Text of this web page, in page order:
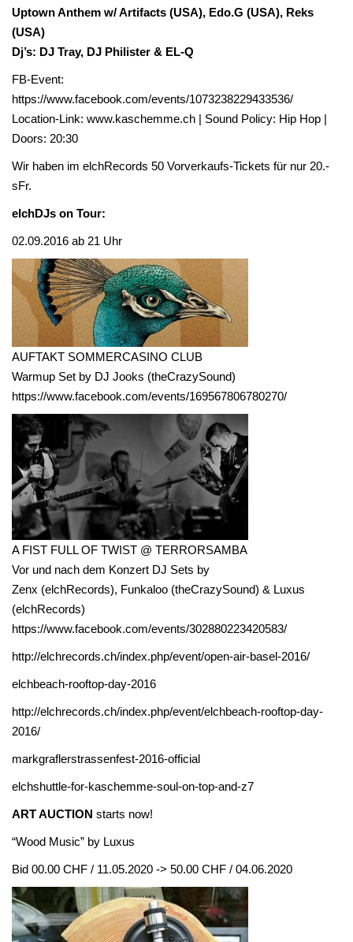
Uptown Anthem w/ Artifacts (USA), Edo.G (USA), Reks
(USA)
Dj’s: DJ Tray, DJ Philister & EL-Q
FB-Event:
https://www.facebook.com/events/1073238229433536/
Location-Link: www.kaschemme.ch | Sound Policy: Hip Hop |
Doors: 20:30
Wir haben im elchRecords 50 Vorverkaufs-Tickets für nur 20.-
sFr.
elchDJs on Tour:
02.09.2016 ab 21 Uhr
AUFTAKT SOMMERCASINO CLUB
Warmup Set by DJ Jooks (theCrazySound)
https://www.facebook.com/events/169567806780270/
A FIST FULL OF TWIST @ TERRORSAMBA
Vor und nach dem Konzert DJ Sets by
Zenx (elchRecords), Funkaloo (theCrazySound) & Luxus
(elchRecords)
https://www.facebook.com/events/302880223420583/
http://elchrecords.ch/index.php/event/open-air-basel-2016/
elchbeach-rooftop-day-2016
http://elchrecords.ch/index.php/event/elchbeach-rooftop-day-
2016/
markgraflerstrassenfest-2016-official
elchshuttle-for-kaschemme-soul-on-top-and-z7
ART AUCTION starts now!
“Wood Music” by Luxus
Bid 00.00 CHF / 11.05.2020 -> 50.00 CHF / 04.06.2020